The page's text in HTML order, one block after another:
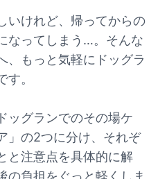
いけれど、帰ってからの
なってしまう…。そんな
、もっと気軽にドッグラ
。
ッグランでのその場ケ
」の2つに分け、それぞ
と注意点を具体的に解
の負担をぐっと軽くしま